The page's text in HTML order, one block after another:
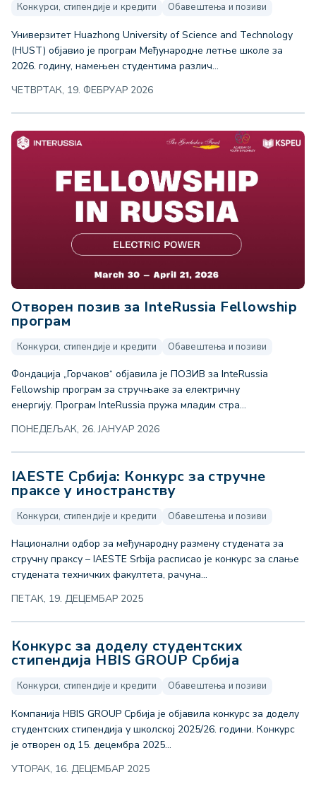
Конкурси, стипендије и кредити Обавештења и позиви
Универзитет Huazhong University of Science and Technology
(HUST) објавио је програм Међународне летње школе за
2026. годину, намењен студентима различ...
ЧЕТВРТАК, 19. ФЕБРУАР 2026
Отворен позив за InteRussia Fellowship
програм
Конкурси, стипендије и кредити Обавештења и позиви
Фондација „Горчаков“ објавила је ПОЗИВ за InteRussia
Fellowship програм за стручњаке за електричну
енергију. Програм InteRussia пружа младим стра...
ПОНЕДЕЉАК, 26. ЈАНУАР 2026
IAESTE Србија: Конкурс за стручне
праксе у иностранству
Конкурси, стипендије и кредити Обавештења и позиви
Национални одбор за међународну размену студената за
стручну праксу – IAESTE Srbija расписао је конкурс за слање
студената техничких факултета, рачуна...
ПЕТАК, 19. ДЕЦЕМБАР 2025
Конкурс за доделу студентских
стипендија HBIS GROUP Србија
Конкурси, стипендије и кредити Обавештења и позиви
Компанија HBIS GROUP Србија је објавила конкурс за доделу
студентских стипендија у школској 2025/26. години. Конкурс
је отворен од 15. децембра 2025...
УТОРАК, 16. ДЕЦЕМБАР 2025